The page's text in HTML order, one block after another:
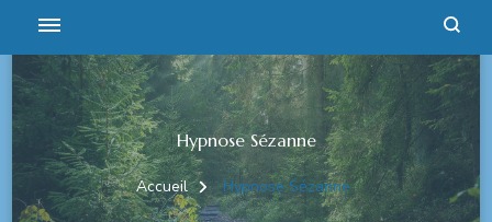
Hypnose Sézanne
Accueil Hypnose Sézanne